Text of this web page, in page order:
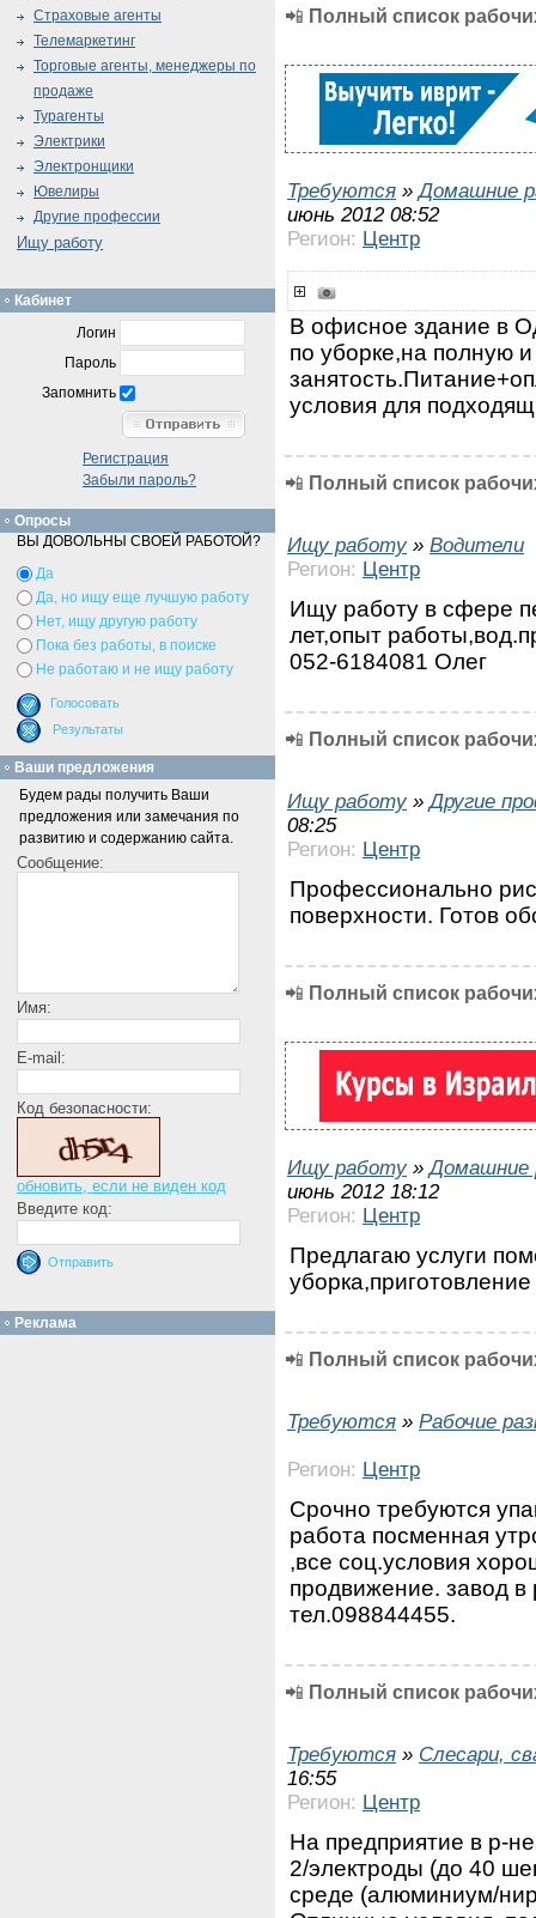
📲 Полный список
Требуются »Домашние
июнь 2012 08:52
Регион: Центр
В офисное здание в
по уборке,на полную
условия для
📲 Полный список
Ищу работу » Водители
Регион: Центр
Ищу работу в сфере
лет,опыт
052-6184081 Олег
📲 Полный список
Ищу работу »Другие
08:25
Регион: Центр
Профессионально
поверхности. Готов
📲 Полный список
Ищу работу »Домашние
июнь 2012 18:12
Регион: Центр
Предлагаю услуги
📲 Полный список
Требуются » Рабочие
Регион: Центр
Срочно требуются
работа посменная
,все соц.условия
продвижение. завод
тел.098844455.
📲 Полный список
Требуются » Слесари,
16:55
Регион: Центр
На предприятие в р-
2/электроды (до 40
среде (алюминиум/
Страховые агенты
Телемаркетинг
Торговые агенты, менеджеры по
продаже
Турагенты
Электрики
Электронщики
Ювелиры
Другие профессии
Ищу работу
Кабинет
Логин
Пароль
Запомнить
Регистрация
Забыли пароль?
Опросы
ВЫ ДОВОЛЬНЫ СВОЕЙ РАБОТОЙ?
Да
Да, но ищу еще лучшую работу
Нет, ищу другую работу
Пока без работы, в поиске
Не работаю и не ищу работу
Ваши предложения
Будем рады получить Ваши
предложения или замечания по
развитию и содержанию сайта.
Сообщение:
Имя:
E-mail:
Код безопасности:
обновить, если не виден код
Введите код:
Реклама